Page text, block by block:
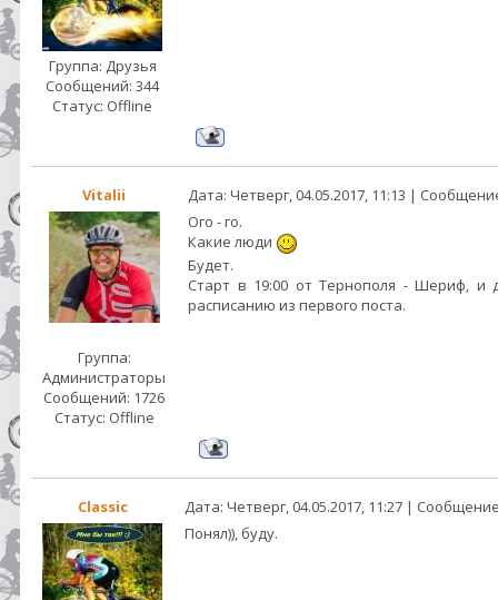
Группа: Друзья
Сообщений: 344
Статус: Offline
Vitalii Дата: Четверг, 04.05.2017, 11:13 |
Группа:
Администраторы
Сообщений: 1726
Статус: Offline
Ого - го.
Какие люди
Будет.
Старт в 19:00 от Тернополя - Шериф, и
расписанию из первого поста.
Classic Дата: Четверг, 04.05.2017, 11:27 |
Понял)), буду.